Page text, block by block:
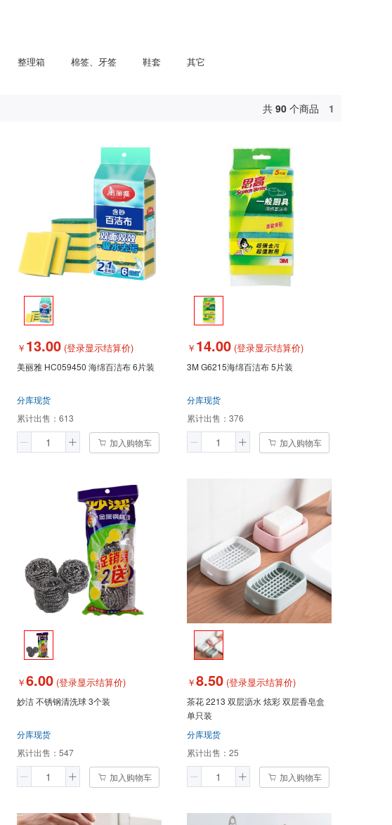
整理箱 棉签、牙签 鞋套 其它
共 90 个商品 1
￥ 13.00 (登录显示结算价)
美丽雅 HC059450 海绵百洁布 6片装
分库现货
累计出售： 613
加入购物车
￥ 14.00 (登录显示结算价)
3M G6215海绵百洁布 5片装
分库现货
累计出售： 376
加入购物车
￥6.00 (登录显示结算价)
妙洁 不锈钢清洗球 3个装
分库现货
累计出售： 547
加入购物车
￥8.50 (登录显示结算价)
茶花 2213 双层沥水 炫彩 双层香皂盒
单只装
分库现货
累计出售： 25
加入购物车